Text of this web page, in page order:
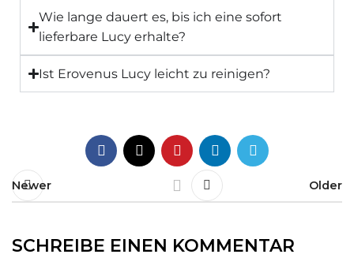
Wie lange dauert es, bis ich eine sofort
lieferbare Lucy erhalte?
Ist Erovenus Lucy leicht zu reinigen?
Newer Older
SCHREIBE EINEN KOMMENTAR